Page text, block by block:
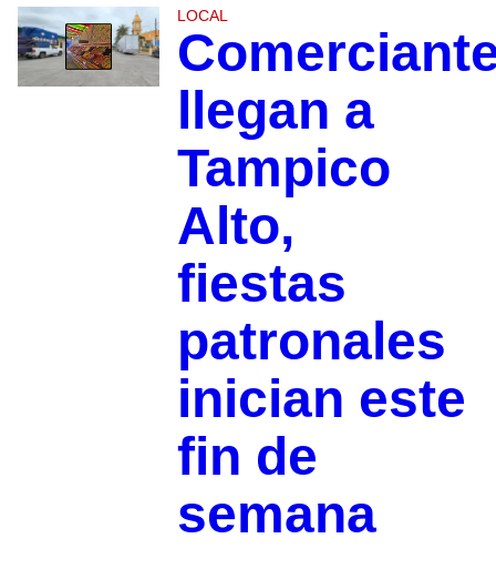
LOCAL
llegan a
Tampico
Alto,
fiestas
patronales
inician este
fin de
semana